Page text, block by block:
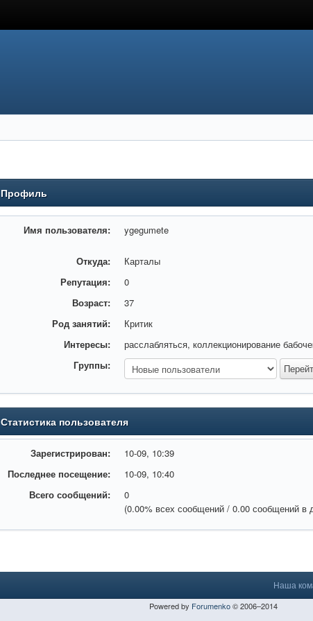
Профиль
Имя пользователя: ygegumete
Откуда:
Карталы
Репутация:
0
Возраст:
37
Род занятий:
Критик
Интересы:
расслабляться, коллекционирование
Группы:
Статистика пользователя
Зарегистрирован:
10-09, 10:39
Последнее посещение:
10-09, 10:40
Всего сообщений:
0
(0.00% всех сообщений / 0.00 сообщений в
Наша
Powered by Forumenko© 2006–2014